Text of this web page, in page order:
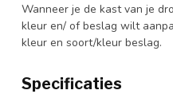
Wanneer je de kast van je
kleur en/ of beslag wilt
kleur en soort/kleur beslag.
Specificaties